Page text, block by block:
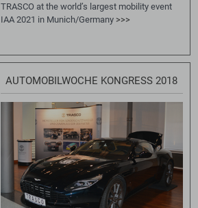
TRASCO at the world’s largest mobility event
IAA 2021 in Munich/Germany >>>
AUTOMOBILWOCHE KONGRESS 2018